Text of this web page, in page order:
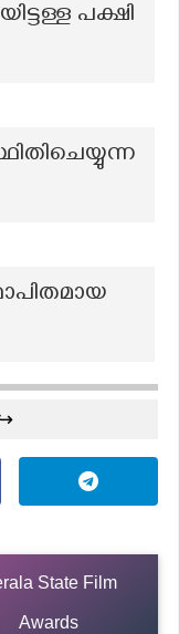
പക്ഷി
State Film
Awards